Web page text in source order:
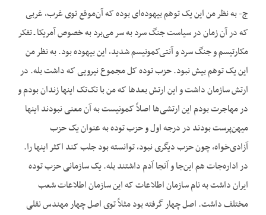
ج- به نظر من این یک توهم بیهوده‌ای بوده که آن‌موقع توی غرب، غربی
که در آن زمان در سیاست جنگ سرد به سر می‌برد به خصوص آمریکا ـ تفکر
مکارتیسم و جنگ سرد و آنتی‌کمونیسم شدید، این بیهوده بود. به نظر من
این یک توهم بیش نبود. حزب توده کل مجموع نیرویی که داشت بله. در
ارتش سازمان داشت و این ارتش بعدها که من با تک‌تک اینها زندان بودم و
در مهاجرت بودم این ارتشی‌ها اصلاً کمونیست به آن معنی نبودند اینها
میهن‌پرست بودند در درجه اول و حزب توده به عنوان یک حزب
آزادی‌خواه، چون حزب دیگری نبود، توانسته بود جلب کند اکثر اینها را.
در اداره‌جات هم این‌جا و آنجا آدم داشتند بله. یک سازمانی حزب توده
ایران داشت به نام سازمان اطلاعات که این سازمان اطلاعات شعب
مختلف داشت. اصل چهار گرفته بود مثلاً توی اصل چهار مهندس نقلی